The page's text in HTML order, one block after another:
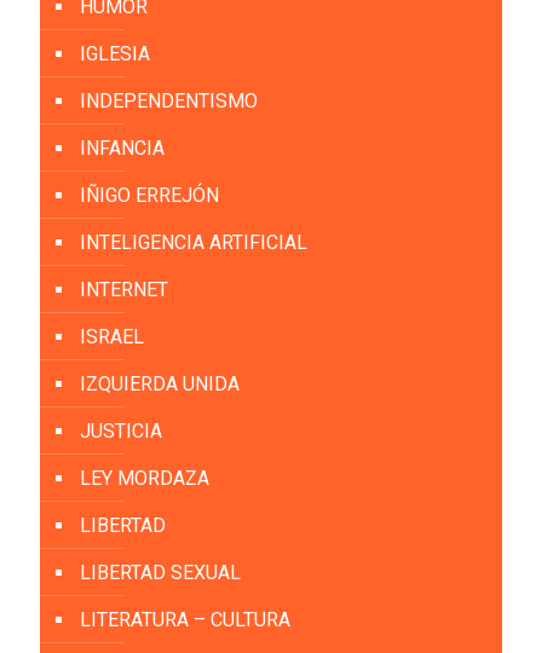
HUMOR
IGLESIA
INDEPENDENTISMO
INFANCIA
IÑIGO ERREJÓN
INTELIGENCIA ARTIFICIAL
INTERNET
ISRAEL
IZQUIERDA UNIDA
JUSTICIA
LEY MORDAZA
LIBERTAD
LIBERTAD SEXUAL
LITERATURA – CULTURA